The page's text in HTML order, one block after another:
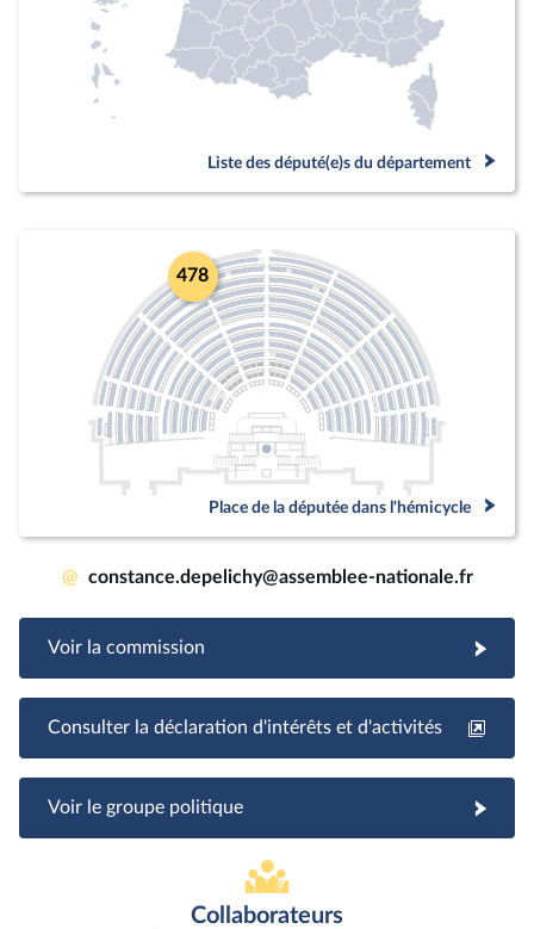
Liste des député(e)s du département
478
Place de la députée dans l'hémicycle
@ constance.depelichy@assemblee-nationale.fr
Voir la commission
Consulter la déclaration d'intérêts et d'activités
Voir le groupe politique
Collaborateurs